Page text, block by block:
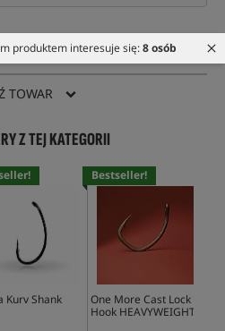
produktem interesuje się:8 osób
O TOWAR
TOWAR
Z TEJ KATEGORII
Kurv Shank
Bestseller!
One More Cast Lock
Hook HEAVYWEIGHT